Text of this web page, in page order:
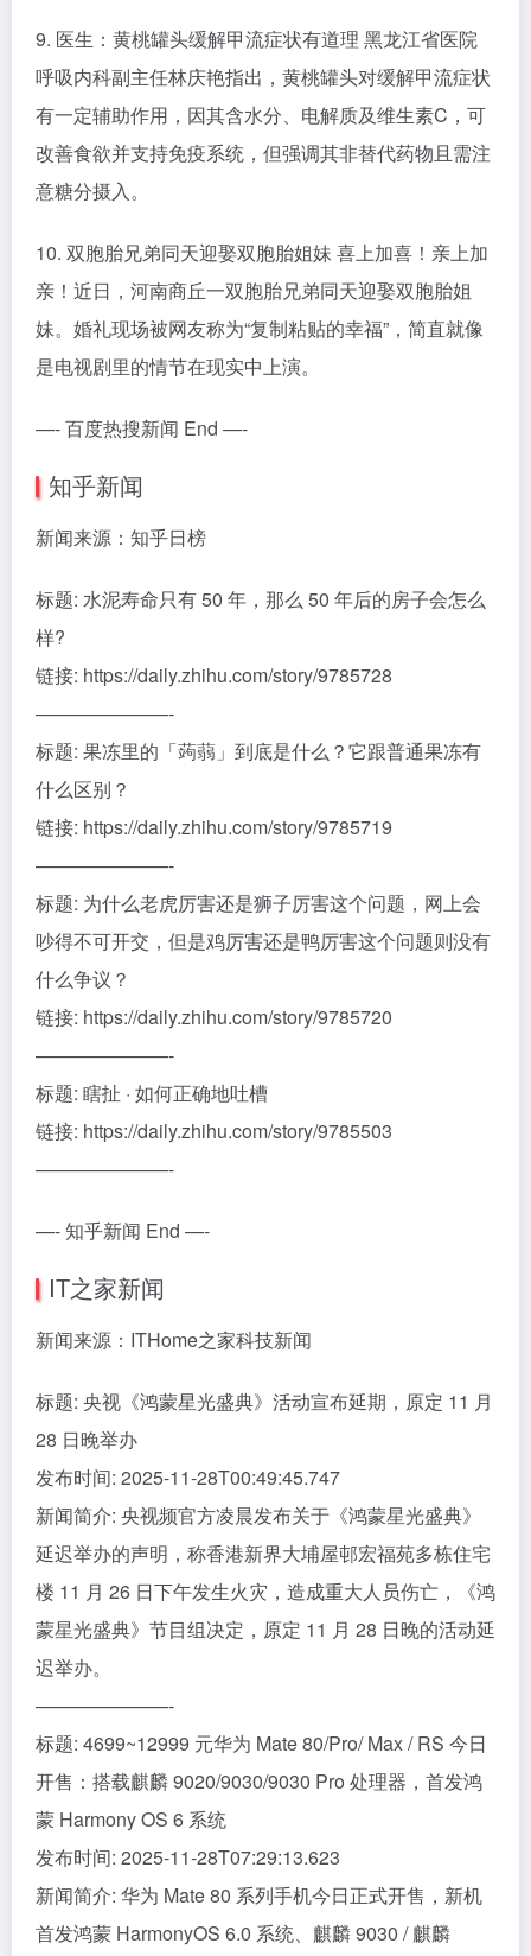
9. 医生：黄桃罐头缓解甲流症状有道理 黑龙江省医院
呼吸内科副主任林庆艳指出，黄桃罐头对缓解甲流症状
有一定辅助作用，因其含水分、电解质及维生素C，可
改善食欲并支持免疫系统，但强调其非替代药物且需注
意糖分摄入。
10. 双胞胎兄弟同天迎娶双胞胎姐妹 喜上加喜！亲上加
亲！近日，河南商丘一双胞胎兄弟同天迎娶双胞胎姐
妹。婚礼现场被网友称为“复制粘贴的幸福”，简直就像
是电视剧里的情节在现实中上演。
—- 百度热搜新闻 End —-
知乎新闻
新闻来源：知乎日榜
标题: 水泥寿命只有 50 年，那么 50 年后的房子会怎么
样?
链接: https://daily.zhihu.com/story/9785728
———————-
标题: 果冻里的「蒟蒻」到底是什么？它跟普通果冻有
什么区别？
链接: https://daily.zhihu.com/story/9785719
———————-
标题: 为什么老虎厉害还是狮子厉害这个问题，网上会
吵得不可开交，但是鸡厉害还是鸭厉害这个问题则没有
什么争议？
链接: https://daily.zhihu.com/story/9785720
———————-
标题: 瞎扯 · 如何正确地吐槽
链接: https://daily.zhihu.com/story/9785503
———————-
—- 知乎新闻 End —-
IT之家新闻
新闻来源：ITHome之家科技新闻
标题: 央视《鸿蒙星光盛典》活动宣布延期，原定 11 月
28 日晚举办
发布时间: 2025-11-28T00:49:45.747
新闻简介: 央视频官方凌晨发布关于《鸿蒙星光盛典》
延迟举办的声明，称香港新界大埔屋邨宏福苑多栋住宅
楼 11 月 26 日下午发生火灾，造成重大人员伤亡，《鸿
蒙星光盛典》节目组决定，原定 11 月 28 日晚的活动延
迟举办。
———————-
标题: 4699~12999 元华为 Mate 80/Pro/ Max / RS 今日
开售：搭载麒麟 9020/9030/9030 Pro 处理器，首发鸿
蒙 Harmony OS 6 系统
发布时间: 2025-11-28T07:29:13.623
新闻简介: 华为 Mate 80 系列手机今日正式开售，新机
首发鸿蒙 HarmonyOS 6.0 系统、麒麟 9030 / 麒麟